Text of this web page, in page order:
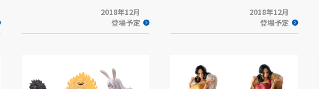
2018年12月
登場予定
2018年12月
登場予定